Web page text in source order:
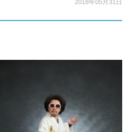
2018年05月31日